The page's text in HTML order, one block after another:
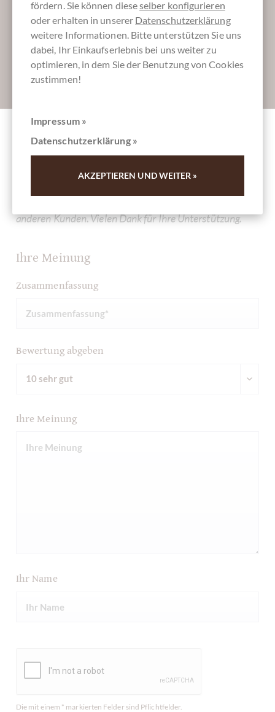
Lassen Sie uns Ihren Posteingang versüßen:
Andere Kunden bewerteten
anderen Kunden. Vielen Dank für Ihre Unterstützung.
Ihre Meinung
Zusammenfassung
Bewertung abgeben
Ihre Meinung
Ihr Name
Die mit einem * markierten Felder sind Pflichtfelder.
fördern. Sie können dieseselber konfigurieren
oder erhalten in unserer Datenschutzerklärung
weitere Informationen. Bitte unterstützen Sie uns
dabei, Ihr Einkaufserlebnis bei uns weiter zu
optimieren, in dem Sie der Benutzung von Cookies
zustimmen!
Impressum »
Datenschutzerklärung »
AKZEPTIEREN UND WEITER »